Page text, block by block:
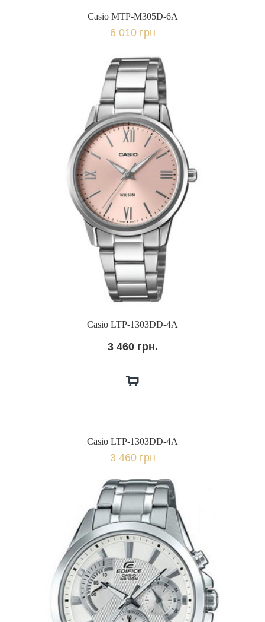
Casio MTP-M305D-6A
6 010 грн
Casio LTP-1303DD-4A
3 460 грн.
Casio LTP-1303DD-4A
3 460 грн